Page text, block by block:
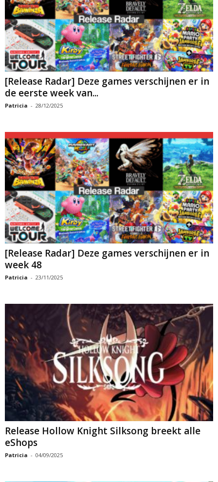
[Release Radar] Deze games verschijnen er in
de eerste week van...
Patricia - 28/12/2025
[Release Radar] Deze games verschijnen er in
week 48
Patricia - 23/11/2025
Release Hollow Knight Silksong breekt alle
eShops
Patricia - 04/09/2025